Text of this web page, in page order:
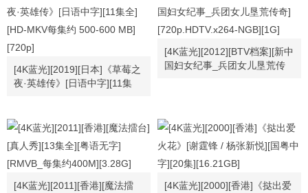
阳佩珊 / 高雄 / 廖伟雄][MKV]
[4K蓝光][2019][日本]《草莓之
夜·英雄传》[日语中字][11集
[4K蓝光][2012][BTV档案][新中
国妇女纪事_兵团女儿垦荒传
[4K蓝光][2011][香港][魔法擂
[4K蓝光][2000][香港]《挞出爱